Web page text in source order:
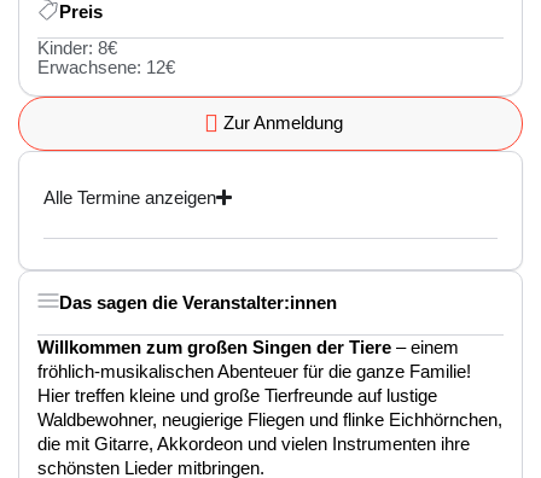
Preis
Kinder: 8€
Erwachsene: 12€
Zur Anmeldung
Alle Termine anzeigen
Das sagen die Veranstalter:innen
Willkommen zum großen Singen der Tiere – einem
fröhlich-musikalischen Abenteuer für die ganze Familie!
Hier treffen kleine und große Tierfreunde auf lustige
Waldbewohner, neugierige Fliegen und flinke Eichhörnchen,
die mit Gitarre, Akkordeon und vielen Instrumenten ihre
schönsten Lieder mitbringen.